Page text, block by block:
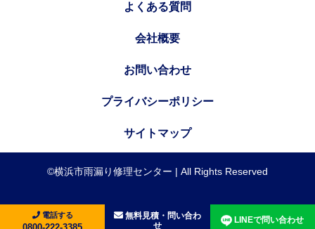
よくある質問
会社概要
お問い合わせ
プライバシーポリシー
サイトマップ
©横浜市雨漏り修理センター | All Rights Reserved
電話する
無料見積・問い合わ
せ
LINEで問い合わせ